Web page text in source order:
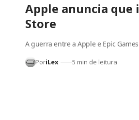
Apple anuncia que
Store
A guerra entre a Apple e Epic
PoriLex 5 min de leitura